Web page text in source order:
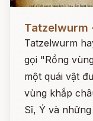
Tatzelwurm
Tatzelwurm
gọi "Rồng
một quái vật
vùng khắp
Sĩ, Ý và